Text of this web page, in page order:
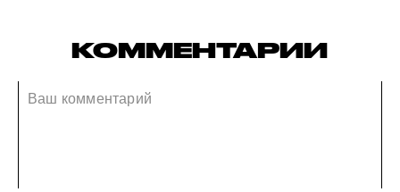
КОММЕНТАРИИ